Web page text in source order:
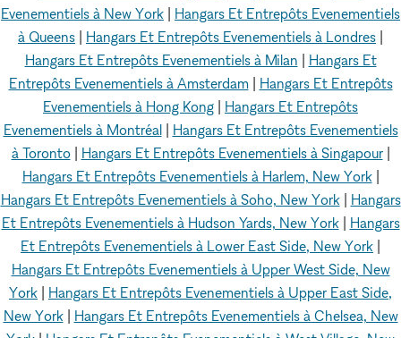
Evenementiels à New York
Hangars Et Entrepôts Evenementiels
à Queens
Hangars Et Entrepôts Evenementiels à Londres
Hangars Et Entrepôts Evenementiels à Milan
Hangars Et
Entrepôts Evenementiels à Amsterdam| Hangars Et Entrepôts
Evenementiels à Hong Kong
Hangars Et Entrepôts
Evenementiels à Montréal| Hangars Et Entrepôts Evenementiels
à Toronto| Hangars Et Entrepôts Evenementiels à Singapour|
Hangars Et Entrepôts Evenementiels à Harlem, New York|
Hangars Et Entrepôts Evenementiels à Soho, New York| Hangars
Et Entrepôts Evenementiels à Hudson Yards, New York| Hangars
Et Entrepôts Evenementiels à Lower East Side, New York
Hangars Et Entrepôts Evenementiels à Upper West Side, New
York
Hangars Et Entrepôts Evenementiels à Upper East Side,
New York| Hangars Et Entrepôts Evenementiels à Chelsea, New